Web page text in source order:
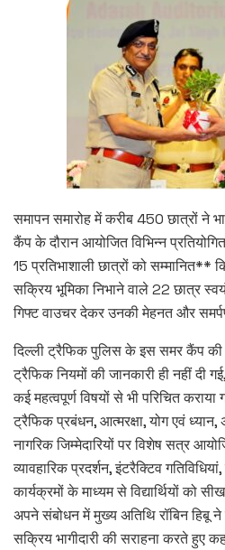
समापन समारोह में करीब 450 छात्रों ने
कैंप के दौरान आयोजित विभिन्न
15 प्रतिभाशाली छात्रों को सम्मानित**
सक्रिय भूमिका निभाने वाले 22 छात्र
गिफ्ट वाउचर देकर उनकी मेहनत और
दिल्ली ट्रैफिक पुलिस के इस समर कैंप की
ट्रैफिक नियमों की जानकारी ही नहीं दी
कई महत्वपूर्ण विषयों से भी परिचित
ट्रैफिक प्रबंधन, आत्मरक्षा, योग एवं
नागरिक जिम्मेदारियों पर विशेष सत्र
व्यावहारिक प्रदर्शन, इंटरैक्टिव
कार्यक्रमों के माध्यम से विद्यार्थियों को
अपने संबोधन में मुख्य अतिथि रॉबिन हिबू
सक्रिय भागीदारी की सराहना करते हुए